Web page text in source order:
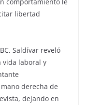
libertad
Saldívar reveló
vida laboral y
derecha de
dejando en